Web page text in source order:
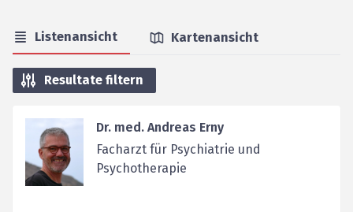
Listenansicht Kartenansicht
Resultate filtern
Dr. med. Andreas Erny
Facharzt für Psychiatrie und
Psychotherapie